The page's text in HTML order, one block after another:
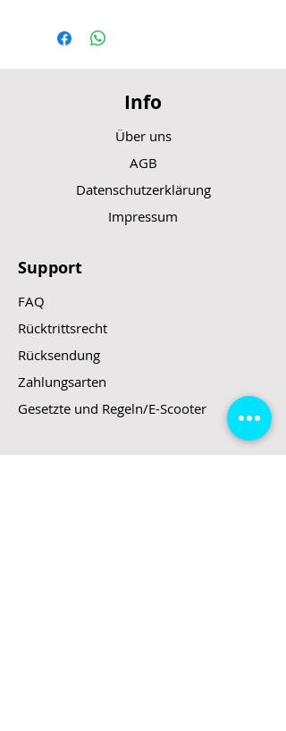
Info
Über uns
AGB
Datenschutzerklärung
Impressum
Support
FAQ
Rücktrittsrecht
Rücksendung
Zahlungsarten
Gesetzte und Regeln/E-Scooter